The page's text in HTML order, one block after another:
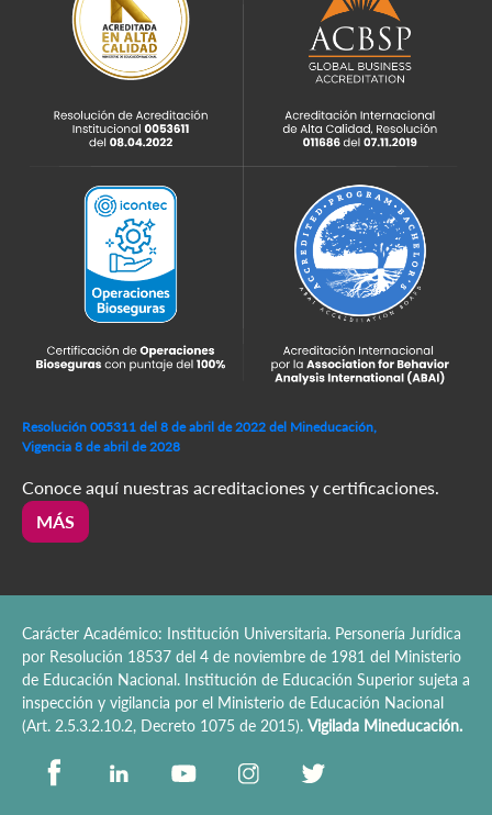
Resolución 005311 del 8 de abril de 2022 del Mineducación,
Vigencia 8 de abril de 2028
Conoce aquí nuestras acreditaciones y certificaciones.
MÁS
Carácter Académico: Institución Universitaria. Personería Jurídica
por Resolución 18537 del 4 de noviembre de 1981 del Ministerio
de Educación Nacional. Institución de Educación Superior sujeta a
inspección y vigilancia por el Ministerio de Educación Nacional
(Art. 2.5.3.2.10.2, Decreto 1075 de 2015). Vigilada Mineducación.